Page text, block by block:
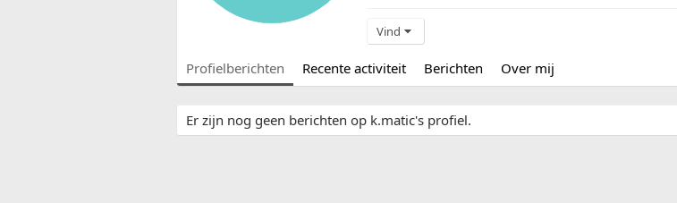
Vind
Profielberichten Recente activiteit Berichten Over mij
Er zijn nog geen berichten op k.matic's profiel.